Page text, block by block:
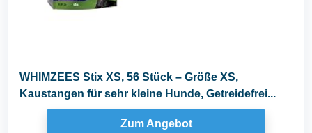
WHIMZEES Stix XS, 56 Stück – Größe XS,
Kaustangen für sehr kleine Hunde, Getreidefrei...
Zum Angebot